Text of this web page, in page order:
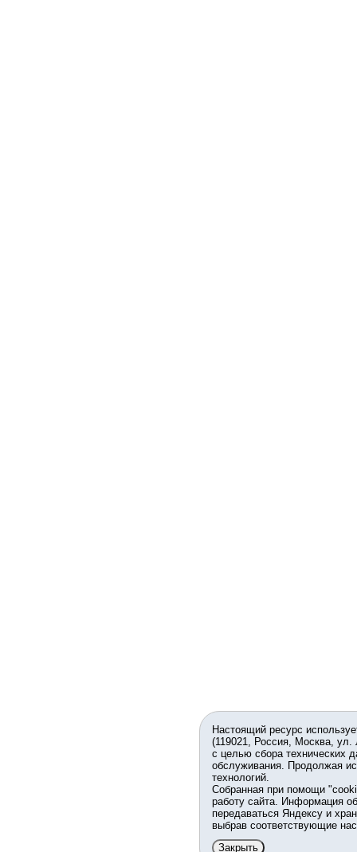
Настоящий ресурс
(119021, Россия, Москва,
с целью сбора технических
обслуживания. Продолжая
технологий.
Собранная при помощи
работу сайта. Информация
передаваться Яндексу и
выбрав соответствующие
Закрыть